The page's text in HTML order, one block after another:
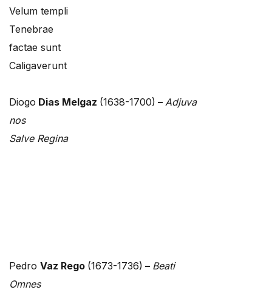
Velum templi
Tenebrae
factae sunt
Caligaverunt
Diogo Dias Melgaz (1638-1700) – Adjuva
nos
Salve Regina
Pedro Vaz Rego (1673-1736) – Beati
Omnes